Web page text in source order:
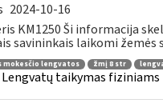
2024-10-16
KM1250 Ši informacija
savininkais laikomi žemės
mokesčio lengvatos žmį 8 str
Lengvatų taikymas